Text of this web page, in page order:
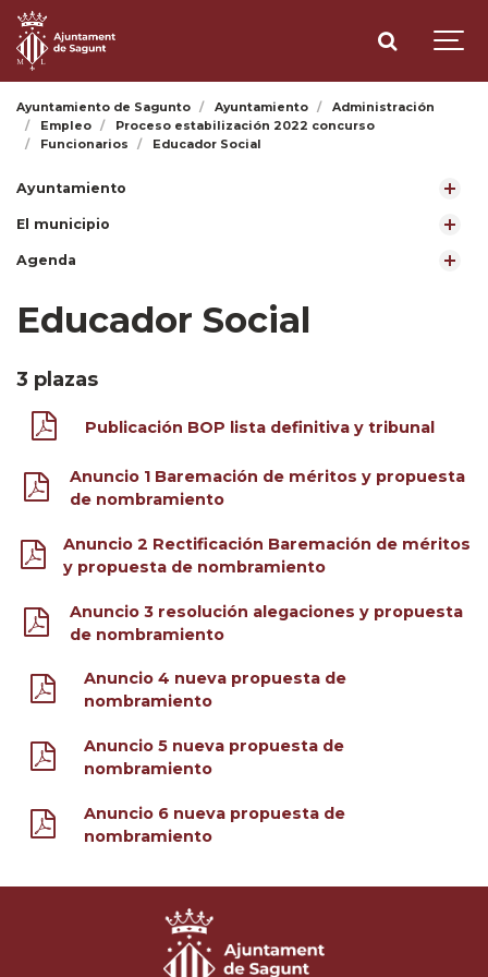
Ayuntamiento de Sagunto Ayuntamiento
Administración
Empleo
Proceso estabilización 2022 concurso
Funcionarios
Educador Social
Ayuntamiento
El municipio
Agenda
Educador Social
3 plazas
Publicación BOP lista definitiva y tribunal
Anuncio 1 Baremación de méritos y propuesta
de nombramiento
Anuncio 2 Rectificación Baremación de méritos
y propuesta de nombramiento
Anuncio 3 resolución alegaciones y propuesta
de nombramiento
Anuncio 4 nueva propuesta de
nombramiento
Anuncio 5 nueva propuesta de
nombramiento
Anuncio 6 nueva propuesta de
nombramiento